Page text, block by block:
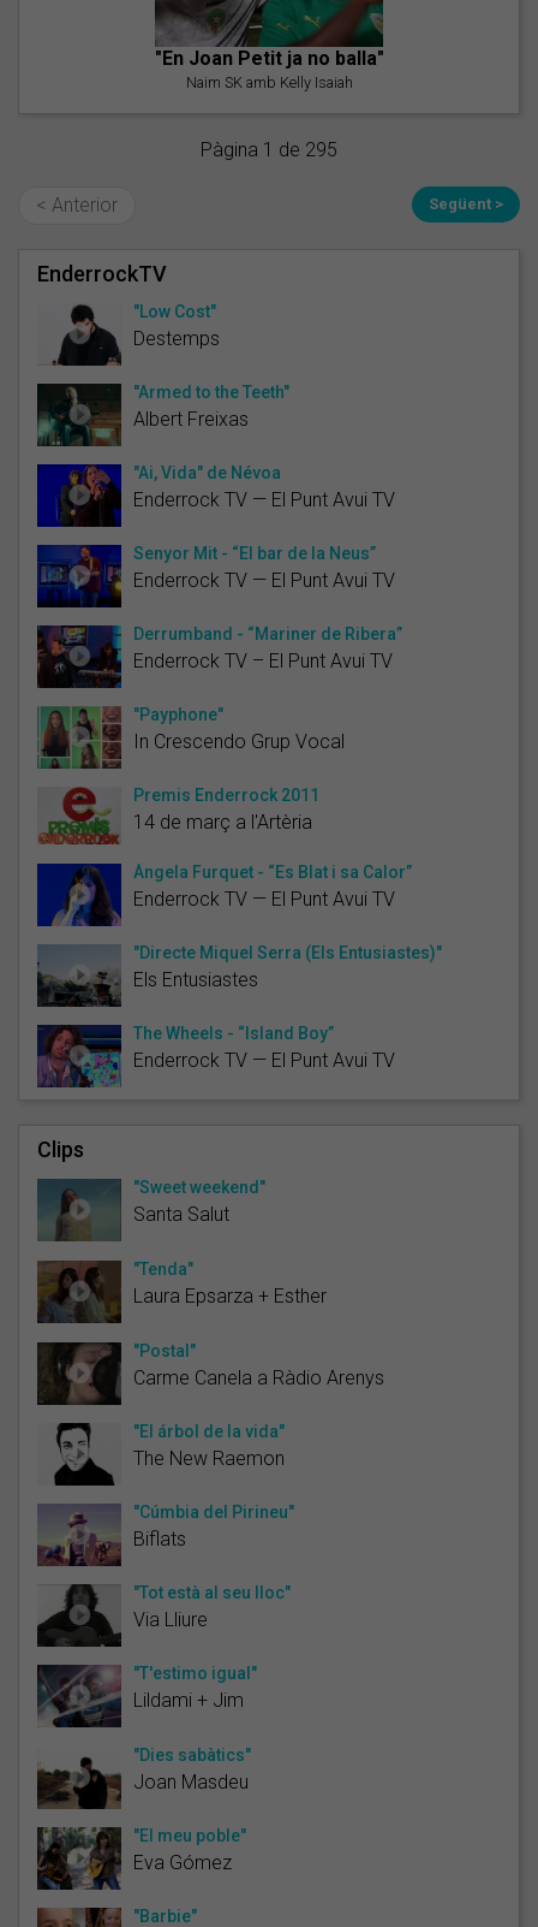
"En Joan Petit ja no balla"
Naim SK amb Kelly Isaiah
Pàgina 1 de 295
< Anterior Següent >
EnderrockTV
"Low Cost"
Destemps
"Armed to the Teeth"
Albert Freixas
"Ai, Vida" de Névoa
Enderrock TV — El Punt Avui TV
Senyor Mit - “El bar de la Neus”
Enderrock TV — El Punt Avui TV
Derrumband - “Mariner de Ribera”
Enderrock TV – El Punt Avui TV
"Payphone"
In Crescendo Grup Vocal
Premis Enderrock 2011
14 de març a l'Artèria
Àngela Furquet - “Es Blat i sa Calor”
Enderrock TV — El Punt Avui TV
"Directe Miquel Serra (Els Entusiastes)"
Els Entusiastes
The Wheels - “Island Boy”
Enderrock TV — El Punt Avui TV
Clips
"Sweet weekend"
Santa Salut
"Tenda"
Laura Epsarza + Esther
"Postal"
Carme Canela a Ràdio Arenys
"El árbol de la vida"
The New Raemon
"Cúmbia del Pirineu"
Biflats
"Tot està al seu lloc"
Via Lliure
"T'estimo igual"
Lildami + Jim
"Dies sabàtics"
Joan Masdeu
"El meu poble"
Eva Gómez
"Barbie"